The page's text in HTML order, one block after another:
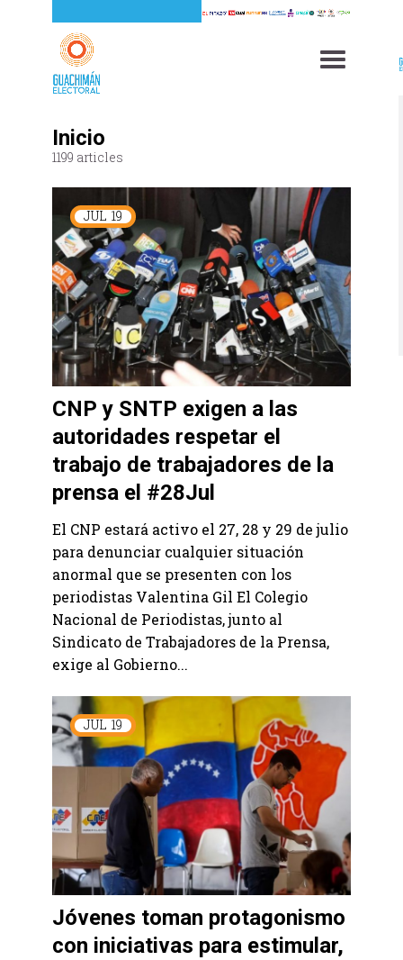
Inicio
1199 articles
JUL 19
CNP y SNTP exigen a las
autoridades respetar el
trabajo de trabajadores de la
prensa el #28Jul
El CNP estará activo el 27, 28 y 29 de julio
para denunciar cualquier situación
anormal que se presenten con los
periodistas Valentina Gil El Colegio
Nacional de Periodistas, junto al
Sindicato de Trabajadores de la Prensa,
exige al Gobierno...
JUL 19
Jóvenes toman protagonismo
con iniciativas para estimular,